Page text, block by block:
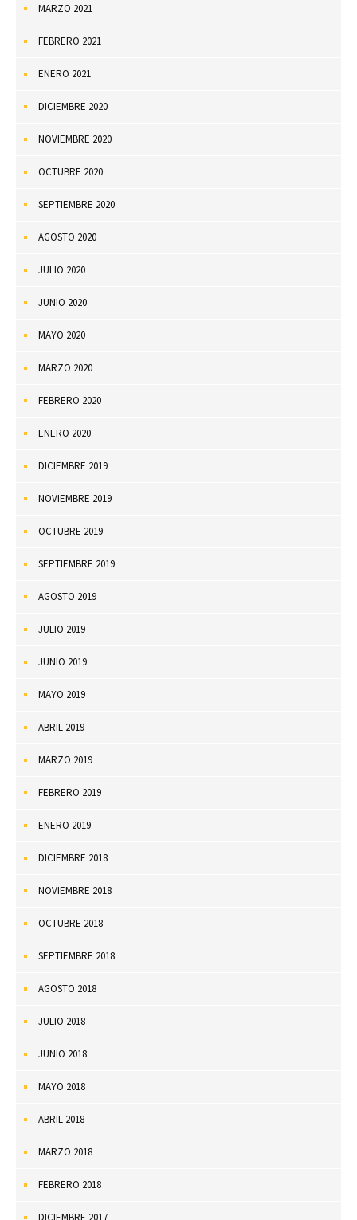
MARZO 2021
FEBRERO 2021
ENERO 2021
DICIEMBRE 2020
NOVIEMBRE 2020
OCTUBRE 2020
SEPTIEMBRE 2020
AGOSTO 2020
JULIO 2020
JUNIO 2020
MAYO 2020
MARZO 2020
FEBRERO 2020
ENERO 2020
DICIEMBRE 2019
NOVIEMBRE 2019
OCTUBRE 2019
SEPTIEMBRE 2019
AGOSTO 2019
JULIO 2019
JUNIO 2019
MAYO 2019
ABRIL 2019
MARZO 2019
FEBRERO 2019
ENERO 2019
DICIEMBRE 2018
NOVIEMBRE 2018
OCTUBRE 2018
SEPTIEMBRE 2018
AGOSTO 2018
JULIO 2018
JUNIO 2018
MAYO 2018
ABRIL 2018
MARZO 2018
FEBRERO 2018
DICIEMBRE 2017